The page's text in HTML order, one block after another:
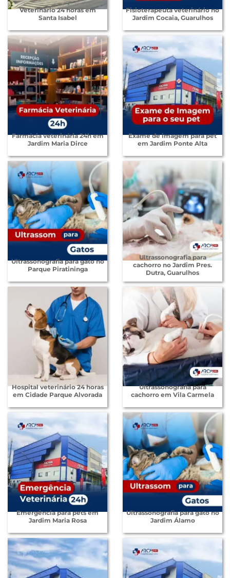
Veterinário 24 horas em
Santa Isabel
Fisioterapeuta veterinário no
Jardim Cocaia, Guarulhos
Farmácia veterinária 24h em
Jardim Maria Dirce
Exame de imagem para pet
em Jardim Ponte Alta
Ultrassonografia para gato no
Parque Piratininga
Ultrassonografia para
cachorro no Jardim Pres.
Dutra, Guarulhos
Hospital veterinário 24 horas
em Cidade Parque Alvorada
Ultrassonografia para
cachorro em Vila Carmela
Emergência para pets em
Jardim Maria Rosa
Ultrassonografia para gato no
Jardim Álamo